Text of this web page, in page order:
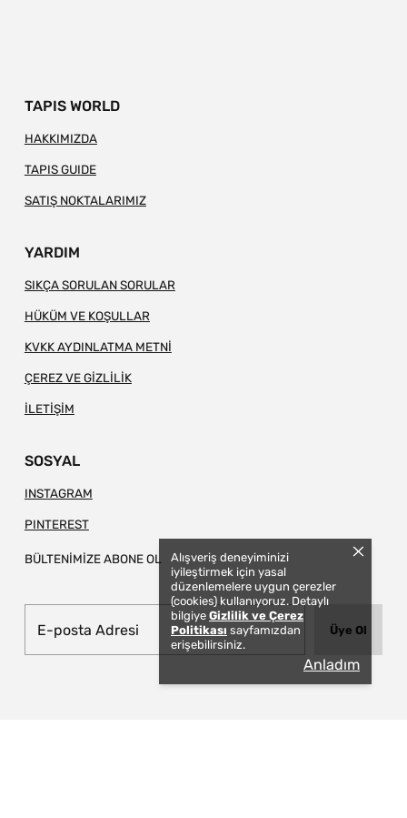
Alışveriş deneyiminizi
iyileştirmek için yasal
düzenlemelere uygun çerezler
(cookies) kullanıyoruz. Detaylı
bilgiye Gizlilik ve Çerez
Politikası sayfamızdan
erişebilirsiniz.
Anladım
TAPIS WORLD
HAKKIMIZDA
TAPIS GUIDE
SATIŞ NOKTALARIMIZ
YARDIM
SIKÇA SORULAN SORULAR
HÜKÜM VE KOŞULLAR
KVKK AYDINLATMA METNİ
ÇEREZ VE GİZLİLİK
İLETİŞİM
SOSYAL
INSTAGRAM
PINTEREST
BÜLTENİMİZE ABONE OL
Üye Ol